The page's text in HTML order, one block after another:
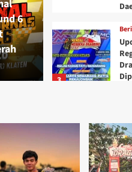
Tourism
6
3
4